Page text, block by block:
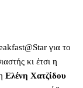
για το
κι έτσι η
Ελένη Χατζίδου